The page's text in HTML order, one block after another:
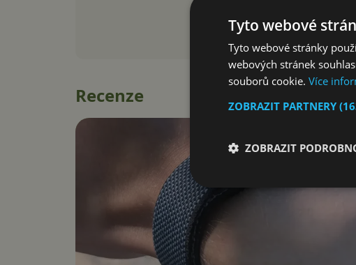
Recenze
Tyto webové
Tyto webové stránky
webových stránek
souborů cookie. Více
ZOBRAZIT PARTNERY
ZOBRAZIT